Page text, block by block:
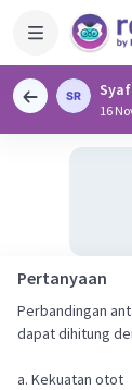
16
Pertanyaan
Perbandingan
dapat dihitung
a. Kekuatan otot